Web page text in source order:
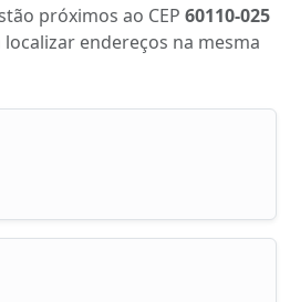
próximos ao CEP 60110-025
endereços na mesma